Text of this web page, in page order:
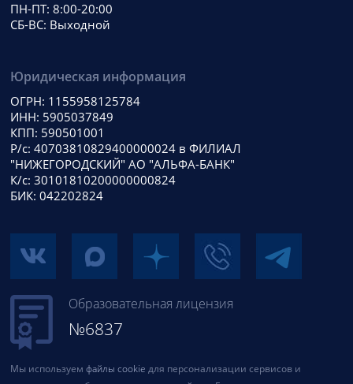
ПН-ПТ: 8:00-20:00
СБ-ВС: Выходной
Юридическая информация
ОГРН: 1155958125784
ИНН: 5905037849
КПП: 590501001
Р/с: 40703810829400000024 в ФИЛИАЛ
"НИЖЕГОРОДСКИЙ" АО "АЛЬФА-БАНК"
К/с: 30101810200000000824
БИК: 042202824
Образовательная лицензия
№6837
Мы используем файлы cookie для персонализации сервисов и